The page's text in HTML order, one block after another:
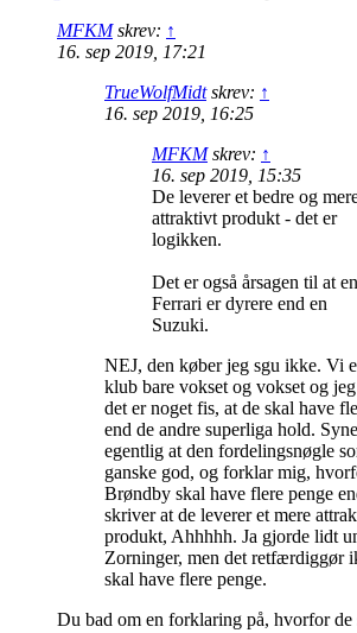
MFKMskrev: ↑
16. sep 2019, 17:21
TrueWolfMidtskrev: ↑
16. sep 2019, 16:25
MFKMskrev: ↑
16. sep 2019, 15:35
De leverer et bedre og
attraktivt produkt - det er
logikken.
Det er også årsagen til at en
Ferrari er dyrere end en
Suzuki.
NEJ, den køber jeg sgu ikke. Vi
klub bare vokset og vokset og
det er noget fis, at de skal have
end de andre superliga hold.
egentlig at den fordelingsnøgle
ganske god, og forklar mig,
Brøndby skal have flere penge
skriver at de leverer et mere
produkt, Ahhhhh. Ja gjorde lidt
Zorninger, men det retfærdiggør
skal have flere penge.
Du bad om en forklaring på, hvorfor de